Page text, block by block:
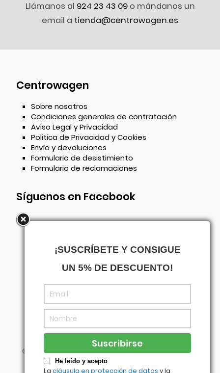
Llámanos al 924 23 43 09o mándanos un
email a tienda@centrowagen.es
Centrowagen
Sobre nosotros
Condiciones generales de contratación
Aviso Legal y Privacidad
Politica de Privacidad y Cookies
Envío y devoluciones
Formulario de desistimiento
Formulario de reclamaciones
Síguenos en Facebook
© Centrowagen- Diseñado con porAgencia
Visual
¡SUSCRÍBETE Y CONSIGUE
UN 5% DE DESCUENTO!
He leído y acepto
La cláusula en protección de datos y la